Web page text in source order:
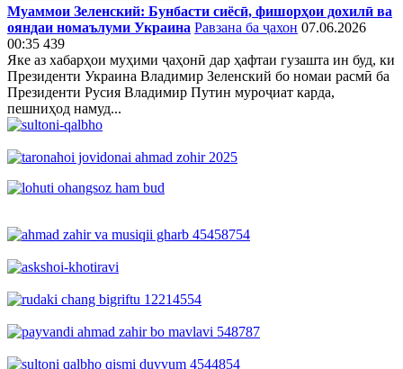
Муаммои Зеленский: Бунбасти сиёсӣ, фишорҳои дохилӣ ва
ояндаи номаълуми Украина Равзана ба ҷахон 07.06.2026
00:35 439
Яке аз хабарҳои муҳими ҷаҳонӣ дар ҳафтаи гузашта ин буд, ки
Президенти Украина Владимир Зеленский бо номаи расмӣ ба
Президенти Русия Владимир Путин муроҷиат карда,
пешниҳод намуд...